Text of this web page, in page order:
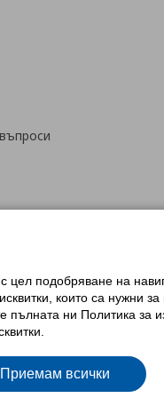
използване на бисквитки
на ikea.bg
Общи условия
подобряване на
които са нужни
ни Политика
Приемам всички